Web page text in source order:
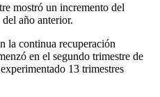
mostró un incremento del
año anterior.
la continua recuperación
en el segundo trimestre de
13 trimestres